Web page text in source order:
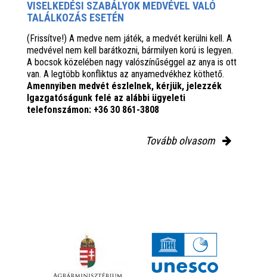
VISELKEDÉSI SZABÁLYOK MEDVÉVEL VALÓ
TALÁLKOZÁS ESETÉN
(Frissítve!) A medve nem játék, a medvét kerülni kell. A
medvével nem kell barátkozni, bármilyen korú is legyen.
A bocsok közelében nagy valószínűséggel az anya is ott
van. A legtöbb konfliktus az anyamedvékhez köthető.
Amennyiben medvét észlelnek, kérjük, jelezzék
Igazgatóságunk felé az alábbi ügyeleti
telefonszámon: +36 30 861-3808
Tovább olvasom